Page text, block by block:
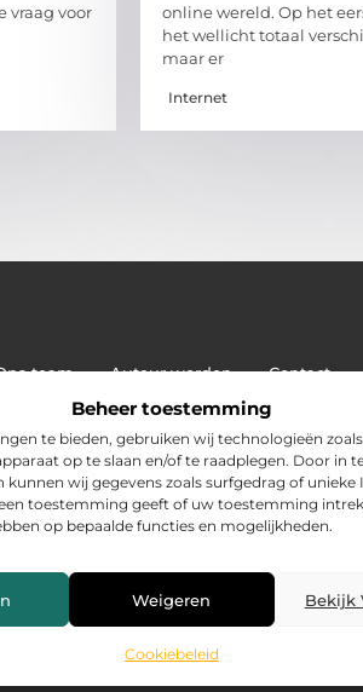
Beheer toestemming
te bieden, gebruiken wij technologieën
op te slaan en/of te raadplegen. Door in
kunnen wij gegevens zoals surfgedrag of unieke
toestemming geeft of uw toestemming
op bepaalde functies en mogelijkheden.
Weigeren Bekijk
Cookiebeleid
vraag voor
online wereld. Op het
het wellicht totaal
maar er
Internet
team Auteur worden
Contact
wat jij moet weten voor succes
van